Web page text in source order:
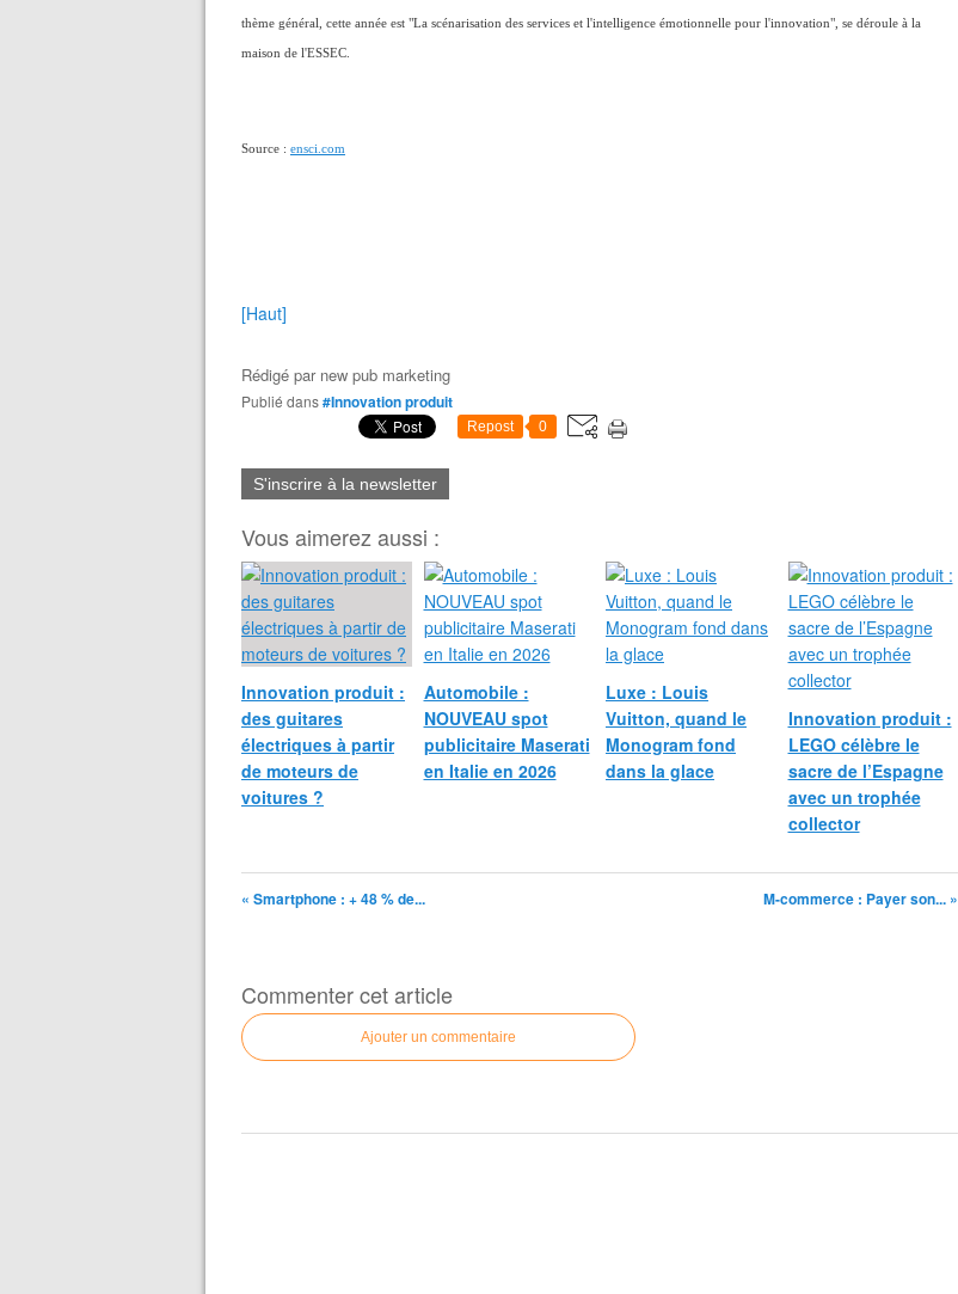
thème général, cette année est "La scénarisation des services et l'intelligence émotionnelle pour l'innovation", se déroule à la
maison de l'ESSEC.
Source : ensci.com
[Haut]
Rédigé par new pub marketing
Publié dans#Innovation produit
Repost 0
S'inscrire à la newsletter
Vous aimerez aussi :
Innovation produit :
des guitares
électriques à partir
de moteurs de
voitures ?
Automobile :
NOUVEAU spot
publicitaire Maserati
en Italie en 2026
Luxe : Louis
Vuitton, quand le
Monogram fond
dans la glace
Innovation produit :
LEGO célèbre le
sacre de l’Espagne
avec un trophée
collector
« Smartphone : + 48 % de... M-commerce : Payer son... »
Commenter cet article
Ajouter un commentaire